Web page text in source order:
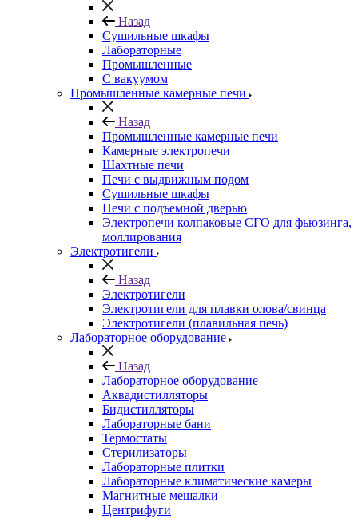
Назад
Сушильные шкафы
Лабораторные
Промышленные
С вакуумом
Промышленные камерные печи
Назад
Промышленные камерные печи
Камерные электропечи
Шахтные печи
Печи с выдвижным подом
Сушильные шкафы
Печи с подъемной дверью
Электропечи колпаковые СГО для фьюзинга,
моллирования
Электротигели
Назад
Электротигели
Электротигели для плавки олова/свинца
Электротигели (плавильная печь)
Лабораторное оборудование
Назад
Лабораторное оборудование
Аквадистилляторы
Бидистилляторы
Лабораторные бани
Термостаты
Стерилизаторы
Лабораторные плитки
Лабораторные климатические камеры
Магнитные мешалки
Центрифуги